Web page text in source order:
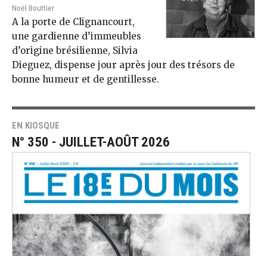
Noël Bouttier
A la porte de Clignancourt,
une gardienne d’immeubles
d’origine brésilienne, Silvia
Dieguez, dispense jour après jour des trésors de
bonne humeur et de gentillesse.
EN KIOSQUE
N° 350 - JUILLET-AOÛT 2026